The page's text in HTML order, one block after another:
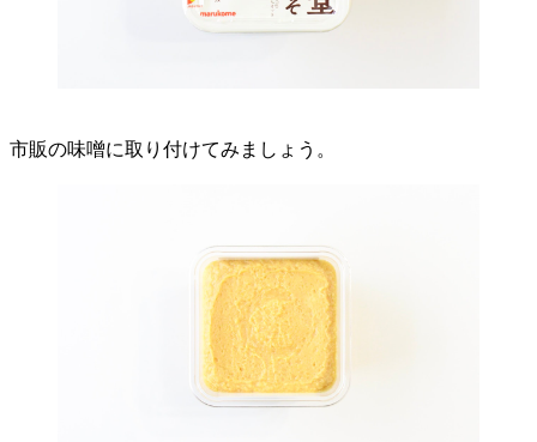
市販の味噌に取り付けてみましょう。